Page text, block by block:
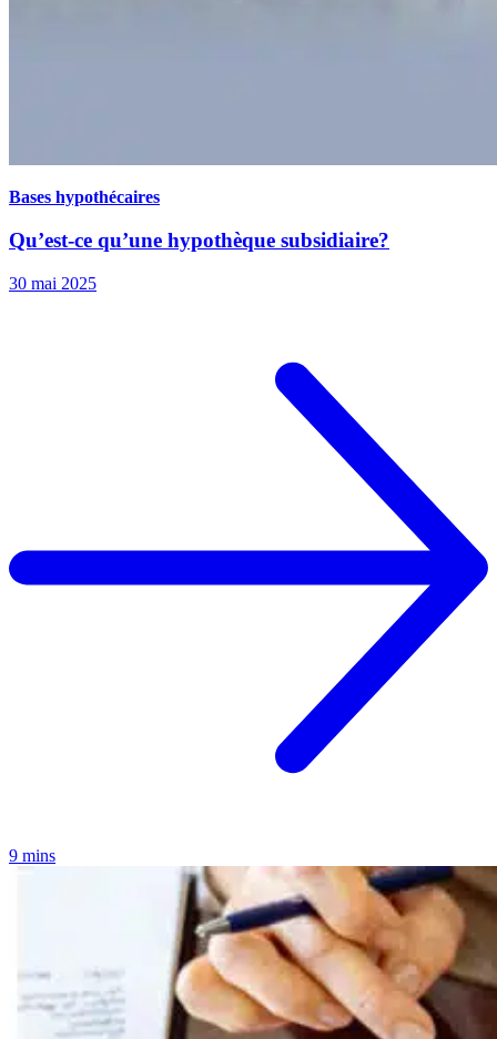
Bases hypothécaires
Qu’est-ce qu’une hypothèque subsidiaire?
30 mai 2025
9 mins